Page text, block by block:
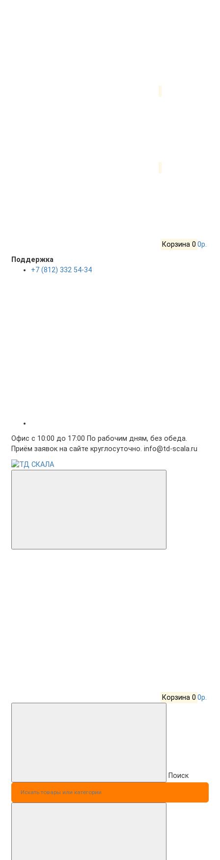
Корзина 0 0р.
Поддержка
+7 (812) 332 54-34
Офис с 10:00 до 17:00 По рабочим дням, без обеда.
Приём заявок на сайте круглосуточно. info@td-scala.ru
Корзина 0 0р.
Поиск